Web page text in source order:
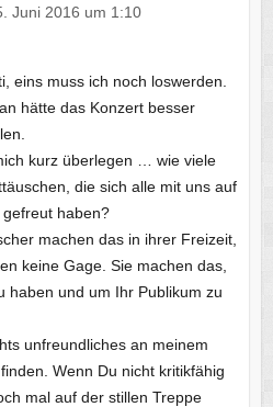
Juni 2016 um 1:10
eins muss ich noch loswerden.
hätte das Konzert besser
kurz überlegen … wie viele
die sich alle mit uns auf
haben?
machen das in ihrer Freizeit,
keine Gage. Sie machen das,
haben und um Ihr Publikum zu
unfreundliches an meinem
Wenn Du nicht kritikfähig
mal auf der stillen Treppe